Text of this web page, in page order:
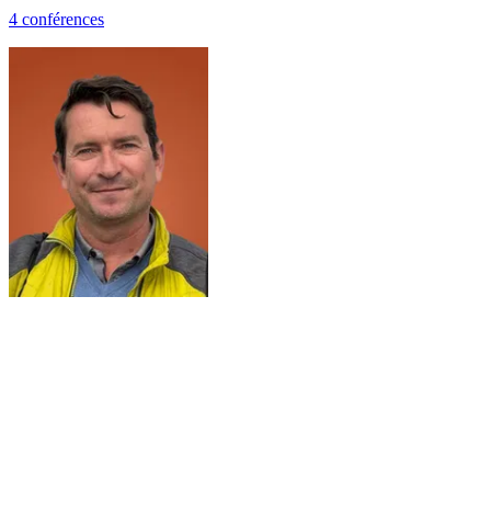
4 conférences